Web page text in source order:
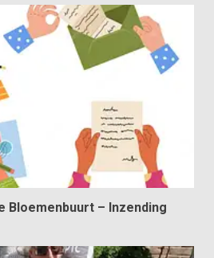
Bloemenbuurt – Inzending